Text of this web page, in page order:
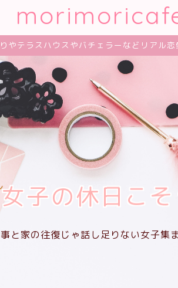
やテラスハウスやバチェラーなどリアル恋
子の休日こ
と家の往復じゃ話し足りない女子集